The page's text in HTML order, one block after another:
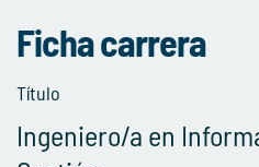
Ficha carrera
Título
Ingeniero/a en